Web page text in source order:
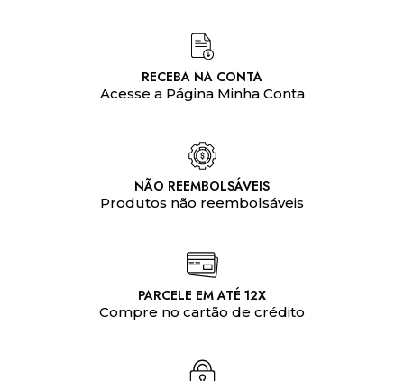
RECEBA NA CONTA
Acesse a Página Minha Conta
NÃO REEMBOLSÁVEIS
Produtos não reembolsáveis
PARCELE EM ATÉ 12X
Compre no cartão de crédito